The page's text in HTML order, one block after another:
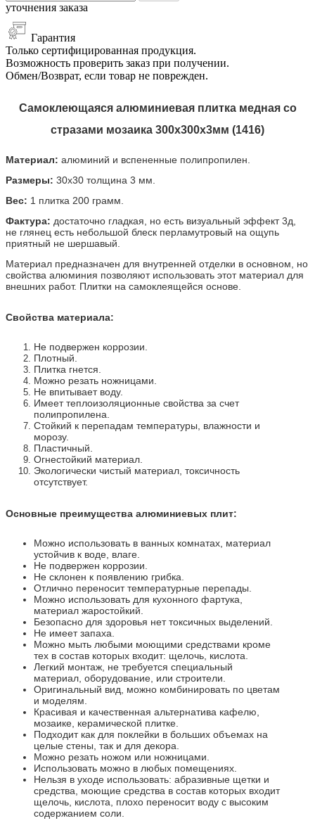
уточнения заказа
Гарантия
Только сертифицированная продукция.
Возможность проверить заказ при получении.
Обмен/Возврат, если товар не поврежден.
Самоклеющаяся алюминиевая плитка медная со
стразами мозаика 300х300х3мм (1416)
Материал: алюминий и вспененные полипропилен.
Размеры: 30х30 толщина 3 мм.
Вес: 1 плитка 200 грамм.
Фактура: достаточно гладкая, но есть визуальный эффект 3д,
не глянец есть небольшой блеск перламутровый на ощупь
приятный не шершавый.
Материал предназначен для внутренней отделки в основном, но
свойства алюминия позволяют использовать этот материал для
внешних работ. Плитки на самоклеящейся основе.
Свойства материала:
Не подвержен коррозии.
Плотный.
Плитка гнется.
Можно резать ножницами.
Не впитывает воду.
Имеет теплоизоляционные свойства за счет
полипропилена.
Стойкий к перепадам температуры, влажности и
морозу.
Пластичный.
Огнестойкий материал.
Экологически чистый материал, токсичность
отсутствует.
Основные преимущества алюминиевых плит:
Можно использовать в ванных комнатах, материал
устойчив к воде, влаге.
Не подвержен коррозии.
Не склонен к появлению грибка.
Отлично переносит температурные перепады.
Можно использовать для кухонного фартука,
материал жаростойкий.
Безопасно для здоровья нет токсичных выделений.
Не имеет запаха.
Можно мыть любыми моющими средствами кроме
тех в состав которых входит: щелочь, кислота.
Легкий монтаж, не требуется специальный
материал, оборудование, или строители.
Оригинальный вид, можно комбинировать по цветам
и моделям.
Красивая и качественная альтернатива кафелю,
мозаике, керамической плитке.
Подходит как для поклейки в больших объемах на
целые стены, так и для декора.
Можно резать ножом или ножницами.
Использовать можно в любых помещениях.
Нельзя в уходе использовать: абразивные щетки и
средства, моющие средства в состав которых входит
щелочь, кислота, плохо переносит воду с высоким
содержанием соли.